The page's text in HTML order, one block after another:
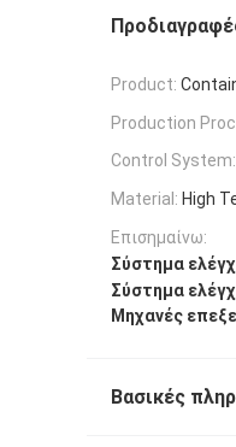
Product:
Production
Control System:
Material: High
Επισημαίνω:
Σύστημα
Σύστημα
Μηχανές
Βασικές